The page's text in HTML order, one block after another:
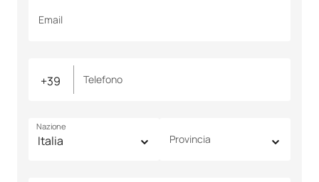
Email
Telefono
Nazione
Provincia